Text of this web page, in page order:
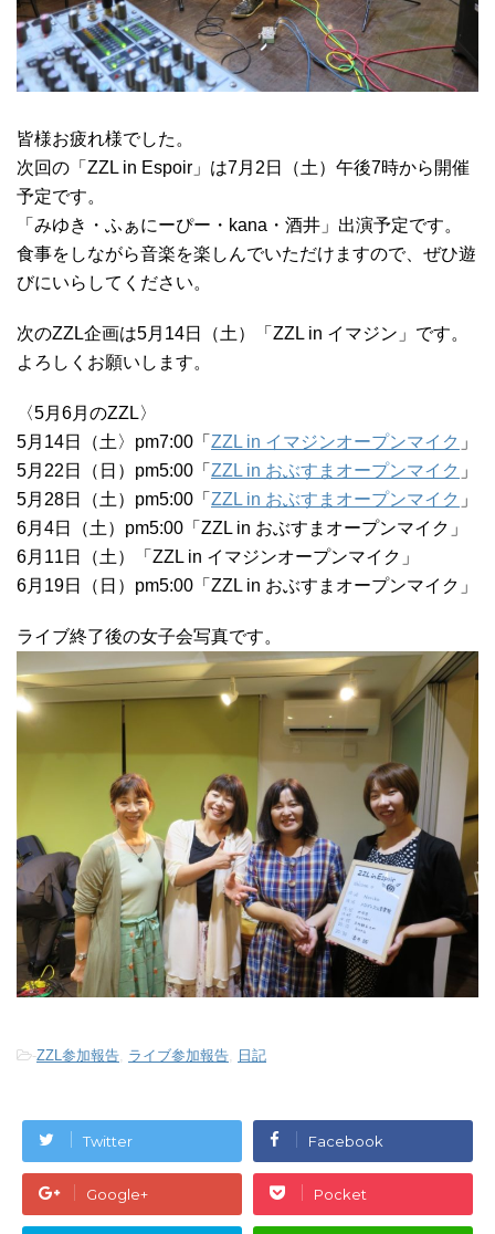
皆様お疲れ様でした。
次回の「ZZL in Espoir」は7月2日（土）午後7時から開催
予定です。
「みゆき・ふぁにーぴー・kana・酒井」出演予定です。
食事をしながら音楽を楽しんでいただけますので、ぜひ遊
びにいらしてください。
次のZZL企画は5月14日（土）「ZZL in イマジン」です。
よろしくお願いします。
〈5月6月のZZL〉
5月14日（土〉pm7:00「 ZZL in イマジンオープンマイク 」
5月22日（日）pm5:00「 ZZL in おぶすまオープンマイク 」
5月28日（土）pm5:00「 ZZL in おぶすまオープンマイク 」
6月4日（土）pm5:00「ZZL in おぶすまオープンマイク」
6月11日（土）「ZZL in イマジンオープンマイク」
6月19日（日）pm5:00「ZZL in おぶすまオープンマイク」
ライブ終了後の女子会写真です。
-ZZL参加報告, ライブ参加報告, 日記
Twitter Facebook
Google+ Pocket